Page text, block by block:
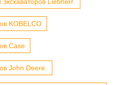
KOBELCO
Case
John Deere.